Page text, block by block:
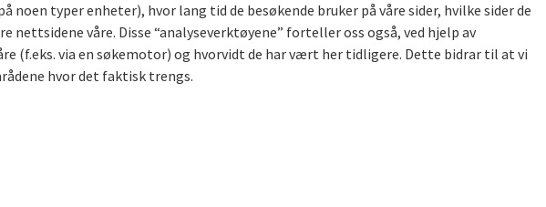
noen typer enheter), hvor lang tid de besøkende bruker på våre sider, hvilke sider de
våre. Disse “analyseverktøyene” forteller oss også, ved hjelp av
(f.eks. via en søkemotor) og hvorvidt de har vært her tidligere. Dette bidrar til at vi
hvor det faktisk trengs.